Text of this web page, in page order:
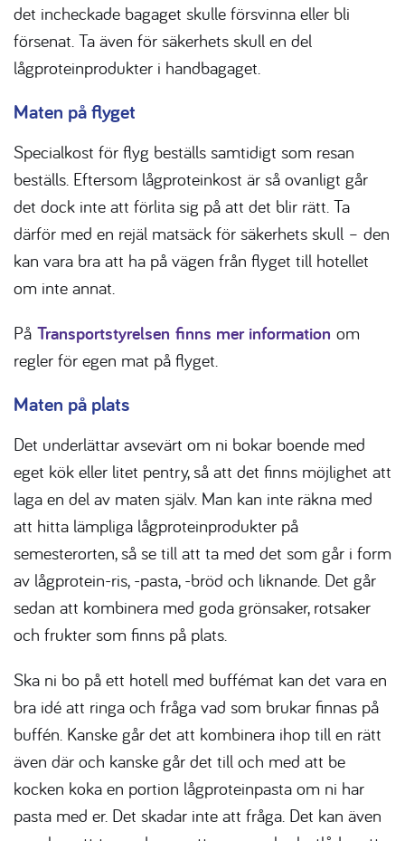
det incheckade bagaget skulle försvinna eller bli
försenat. Ta även för säkerhets skull en del
lågproteinprodukter i handbagaget.
Maten på flyget
Specialkost för flyg beställs samtidigt som resan
beställs. Eftersom lågproteinkost är så ovanligt går
det dock inte att förlita sig på att det blir rätt. Ta
därför med en rejäl matsäck för säkerhets skull – den
kan vara bra att ha på vägen från flyget till hotellet
om inte annat.
På Transportstyrelsen finns mer information om
regler för egen mat på flyget.
Maten på plats
Det underlättar avsevärt om ni bokar boende med
eget kök eller litet pentry, så att det finns möjlighet att
laga en del av maten själv. Man kan inte räkna med
att hitta lämpliga lågproteinprodukter på
semesterorten, så se till att ta med det som går i form
av lågprotein-ris, -pasta, -bröd och liknande. Det går
sedan att kombinera med goda grönsaker, rotsaker
och frukter som finns på plats.
Ska ni bo på ett hotell med buffémat kan det vara en
bra idé att ringa och fråga vad som brukar finnas på
buffén. Kanske går det att kombinera ihop till en rätt
även där och kanske går det till och med att be
kocken koka en portion lågproteinpasta om ni har
pasta med er. Det skadar inte att fråga. Det kan även